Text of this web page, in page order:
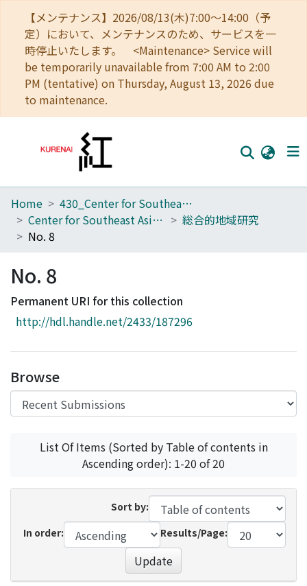
【メンテナンス】2026/08/13(木)7:00～14:00（予
定）において、メンテナンスのため、サービスを一
時停止いたします。 <Maintenance> Service will
be temporarily unavailable from 7:00 AM to 2:00
PM (tentative) on Thursday, August 13, 2026 due
to maintenance.
Home
Communities
Download Ranking
Access Statistics
Home
430_Center for Southeast Asian Studies
Center for Southeast Asian Studies
総合的地域研究
No. 8
No. 8
Permanent URI for this collection
http://hdl.handle.net/2433/187296
Browse
List Of Items (Sorted by Table of contents in
Ascending order): 1-20 of 20
Sort by:
In order:
Results/Page:
Update